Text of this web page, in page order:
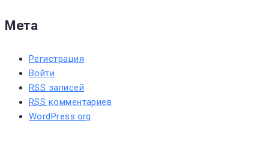
Мета
Регистрация
Войти
RSS записей
RSS комментариев
WordPress.org